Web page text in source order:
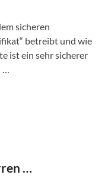
sicheren
betreibt und wie
ist ein sehr sicherer
…